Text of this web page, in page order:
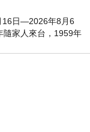
16日—2026年8月6
隨家人來台，1959年
學位。曾任